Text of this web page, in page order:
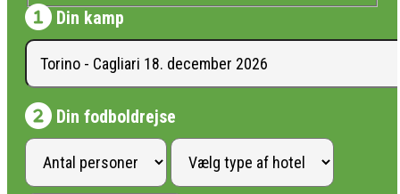
Din kamp
Din fodboldrejse